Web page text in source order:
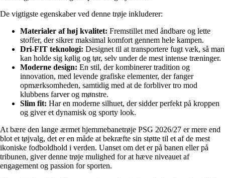
De vigtigste egenskaber ved denne trøje inkluderer:
Materialer af høj kvalitet: Fremstillet med åndbare og lette
stoffer, der sikrer maksimal komfort gennem hele kampen.
Dri-FIT teknologi: Designet til at transportere fugt væk, så man
kan holde sig kølig og tør, selv under de mest intense træninger.
Moderne design: En stil, der kombinerer tradition og
innovation, med levende grafiske elementer, der fanger
opmærksomheden, samtidig med at de forbliver tro mod
klubbens farver og mønstre.
Slim fit: Har en moderne silhuet, der sidder perfekt på kroppen
og giver et dynamisk og sporty look.
At bære den lange ærmet hjemmebanetrøje PSG 2026/27 er mere end
blot et tøjvalg, det er en måde at bekræfte sin støtte til et af de mest
ikoniske fodboldhold i verden. Uanset om det er på banen eller på
tribunen, giver denne trøje mulighed for at hæve niveauet af
engagement og passion for sporten.